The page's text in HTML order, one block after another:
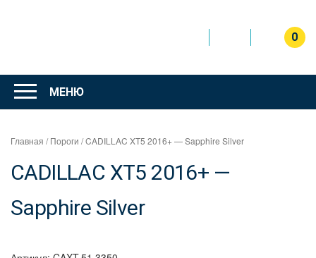
Интернет
магазин
"Can Auto"
0
МЕНЮ
Главная /Пороги / CADILLAC XT5 2016+ — Sapphire Silver
CADILLAC XT5 2016+ —
Sapphire Silver